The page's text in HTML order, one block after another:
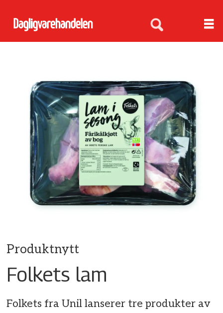
Produktnytt
Folkets lam
Folkets fra Unil lanserer tre produkter av